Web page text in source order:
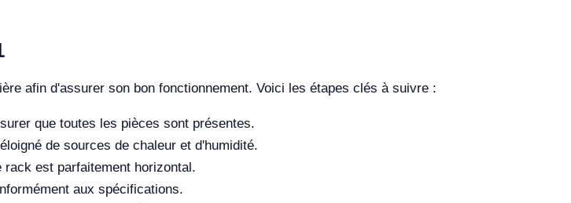
afin d'assurer son bon fonctionnement. Voici les étapes clés à suivre :
que toutes les pièces sont présentes.
de sources de chaleur et d'humidité.
est parfaitement horizontal.
aux spécifications.